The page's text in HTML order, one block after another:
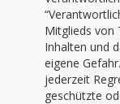
Mitglieds von
Inhalten und
eigene
jederzeit
geschützte